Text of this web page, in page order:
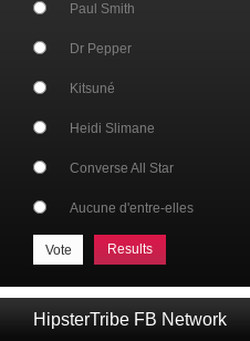
Paul Smith
Dr Pepper
Kitsuné
Heidi Slimane
Converse All Star
Aucune d'entre-elles
Results
HipsterTribe FB Network